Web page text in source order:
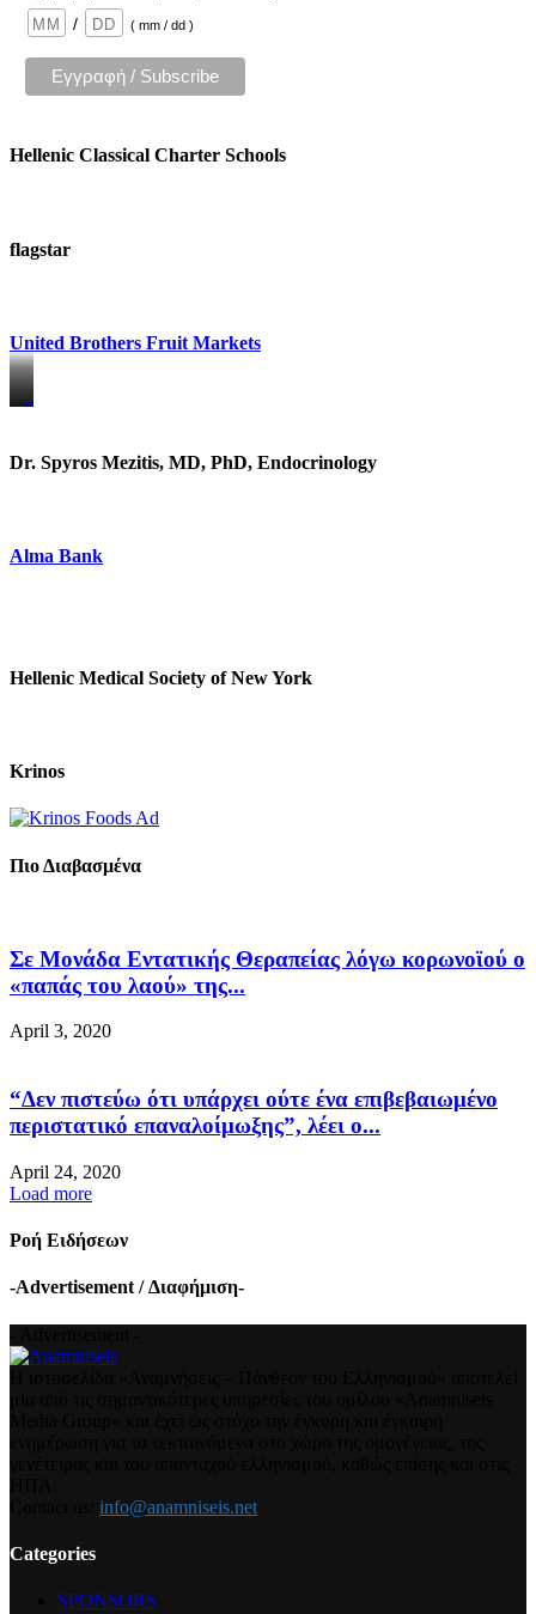
/
( mm / dd )
Hellenic Classical Charter Schools
flagstar
United Brothers Fruit Markets
https://www.unitedbrothersfruitmarkets.com/
https://www.unitedbrothersfruitmarkets.com/
Dr. Spyros Mezitis, MD, PhD, Endocrinology
Alma Bank
Hellenic Medical Society of New York
Krinos
Πιο Διαβασμένα
Σε Μονάδα Εντατικής Θεραπείας λόγω κορωνοϊού ο
«παπάς του λαού» της...
April 3, 2020
“Δεν πιστεύω ότι υπάρχει ούτε ένα επιβεβαιωμένο
περιστατικό επαναλοίμωξης”, λέει ο...
April 24, 2020
Load more
Ροή Ειδήσεων
-Advertisement / Διαφήμιση-
info@anamniseis.net
Categories
SPONSORS